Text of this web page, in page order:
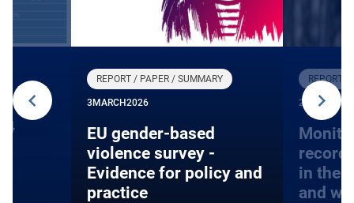
REPORT / PAPER / SUMMARY
3 MARCH2026
EU gender-based
violence survey -
Evidence for policy and
practice
REPORT /
27 JANUARY
in the
and